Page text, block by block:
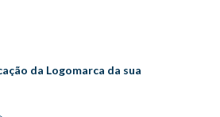
da Logomarca da sua